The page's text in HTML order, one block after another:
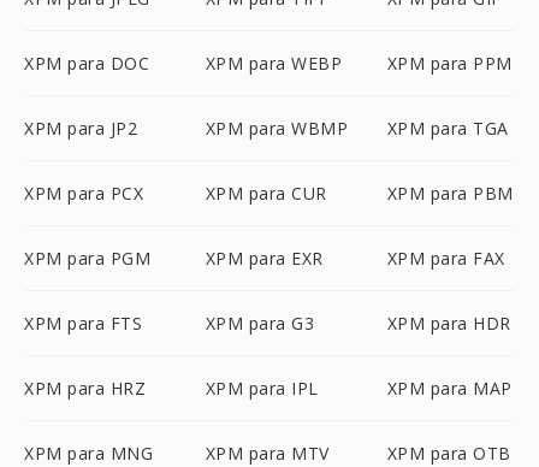
XPM para DOC XPM para WEBP XPM para PPM
XPM para JP2 XPM para WBMP XPM para TGA
XPM para PCX XPM para CUR XPM para PBM
XPM para PGM XPM para EXR XPM para FAX
XPM para FTS XPM para G3 XPM para HDR
XPM para HRZ XPM para IPL XPM para MAP
XPM para MNG XPM para MTV XPM para OTB